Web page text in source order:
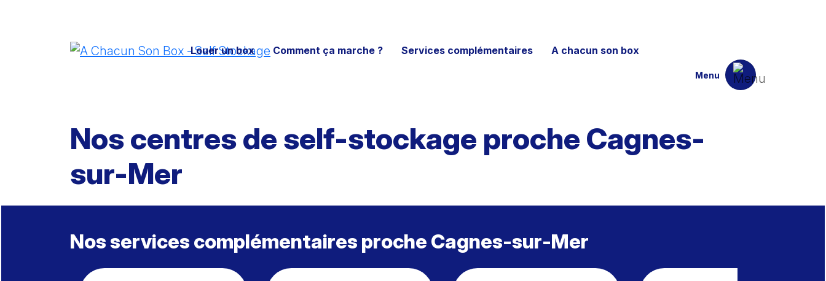
Menu
Louer un box Comment ça marche ? Services complémentaires A chacun son box
Nos centres de self-stockage proche Cagnes-
sur-Mer
Nos services complémentaires proche Cagnes-sur-Mer